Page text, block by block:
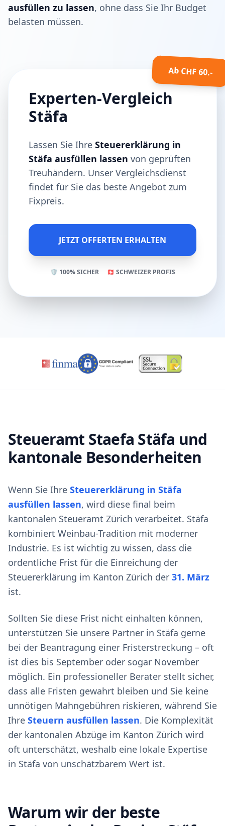
ausfüllen zu lassen, ohne dass Sie Ihr Budget
belasten müssen.
Ab CHF 60.-
Experten-Vergleich
Stäfa
Lassen Sie Ihre Steuererklärung in
Stäfa ausfüllen lassen von geprüften
Treuhändern. Unser Vergleichsdienst
findet für Sie das beste Angebot zum
Fixpreis.
JETZT OFFERTEN ERHALTEN
🛡️ 100% SICHER 🇨🇭 SCHWEIZER PROFIS
Steueramt Staefa Stäfa und
kantonale Besonderheiten
Wenn Sie Ihre Steuererklärung in Stäfa
ausfüllen lassen, wird diese final beim
kantonalen Steueramt Zürich verarbeitet. Stäfa
kombiniert Weinbau-Tradition mit moderner
Industrie. Es ist wichtig zu wissen, dass die
ordentliche Frist für die Einreichung der
Steuererklärung im Kanton Zürich der 31. März
ist.
Sollten Sie diese Frist nicht einhalten können,
unterstützen Sie unsere Partner in Stäfa gerne
bei der Beantragung einer Fristerstreckung – oft
ist dies bis September oder sogar November
möglich. Ein professioneller Berater stellt sicher,
dass alle Fristen gewahrt bleiben und Sie keine
unnötigen Mahngebühren riskieren, während Sie
Ihre Steuern ausfüllen lassen. Die Komplexität
der kantonalen Abzüge im Kanton Zürich wird
oft unterschätzt, weshalb eine lokale Expertise
in Stäfa von unschätzbarem Wert ist.
Warum wir der beste